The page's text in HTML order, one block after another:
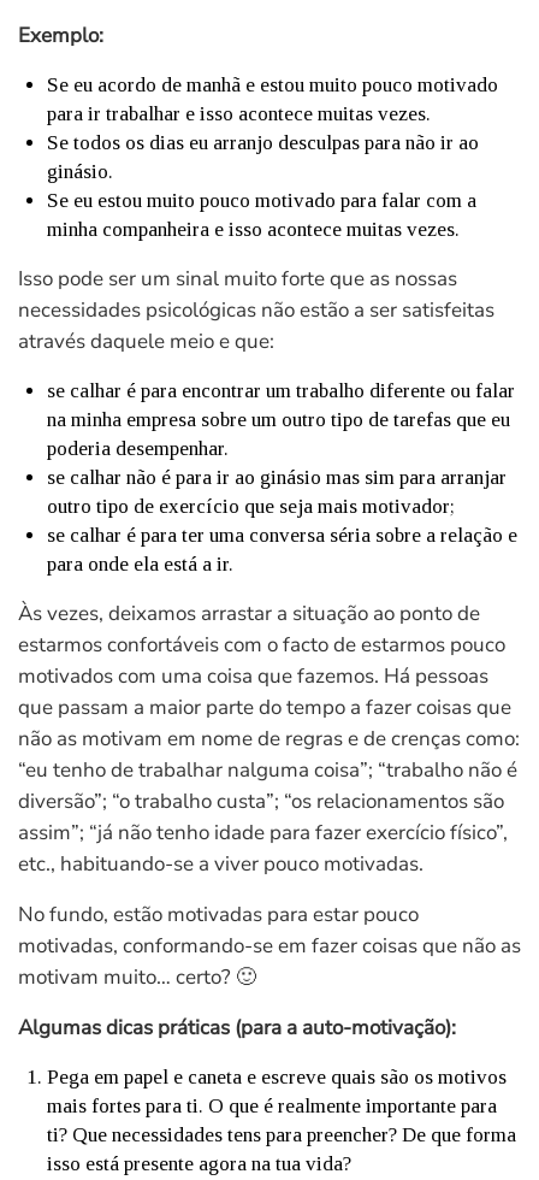
Exemplo:
Se eu acordo de manhã e estou muito pouco motivado
para ir trabalhar e isso acontece muitas vezes.
Se todos os dias eu arranjo desculpas para não ir ao
ginásio.
Se eu estou muito pouco motivado para falar com a
minha companheira e isso acontece muitas vezes.
Isso pode ser um sinal muito forte que as nossas
necessidades psicológicas não estão a ser satisfeitas
através daquele meio e que:
se calhar é para encontrar um trabalho diferente ou falar
na minha empresa sobre um outro tipo de tarefas que eu
poderia desempenhar.
se calhar não é para ir ao ginásio mas sim para arranjar
outro tipo de exercício que seja mais motivador;
se calhar é para ter uma conversa séria sobre a relação e
para onde ela está a ir.
Às vezes, deixamos arrastar a situação ao ponto de
estarmos confortáveis com o facto de estarmos pouco
motivados com uma coisa que fazemos. Há pessoas
que passam a maior parte do tempo a fazer coisas que
não as motivam em nome de regras e de crenças como:
“eu tenho de trabalhar nalguma coisa”; “trabalho não é
diversão”; “o trabalho custa”; “os relacionamentos são
assim”; “já não tenho idade para fazer exercício físico”,
etc., habituando-se a viver pouco motivadas.
No fundo, estão motivadas para estar pouco
motivadas, conformando-se em fazer coisas que não as
motivam muito… certo? 🙂
Algumas dicas práticas (para a auto-motivação):
Pega em papel e caneta e escreve quais são os motivos
mais fortes para ti. O que é realmente importante para
ti? Que necessidades tens para preencher? De que forma
isso está presente agora na tua vida?